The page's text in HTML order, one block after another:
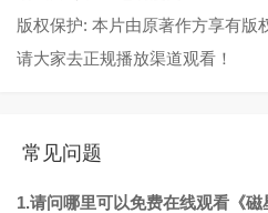
版权保护: 本片由原著作方享有版
请大家去正规播放渠道观看！
常见问题
1.请问哪里可以免费在线观看《